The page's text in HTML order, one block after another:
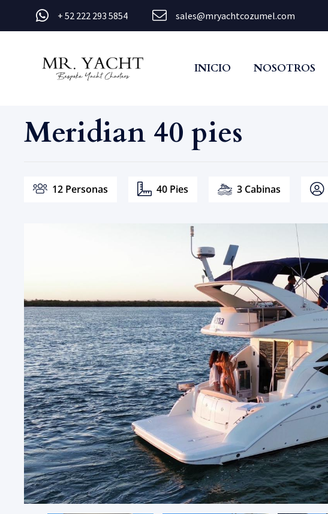
+ 52 222 293 5854 sales@mryachtcozumel.com
INICIO NOSOTROS
Meridian 40 pies
12 Personas 40 Pies 3 Cabinas